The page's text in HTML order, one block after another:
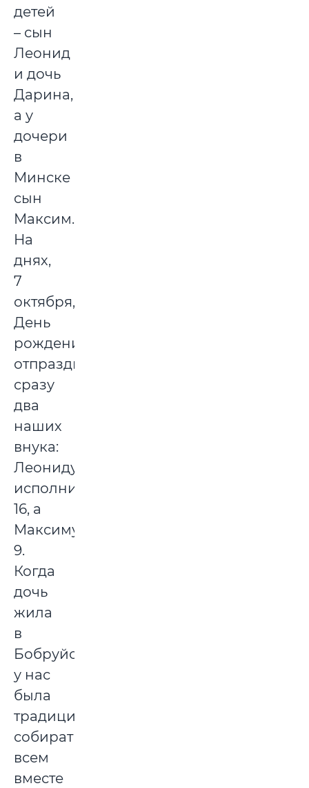
детей
– сын
Леонид
и дочь
Дарина,
а у
дочери
в
Минске
сын
Максим.
На
днях,
7
октября,
День
рождения
отпразднуют
сразу
два
наших
внука:
Леониду
исполнится
16, а
Максиму
9.
Когда
дочь
жила
в
Бобруйске,
у нас
была
традиция
собираться
всем
вместе